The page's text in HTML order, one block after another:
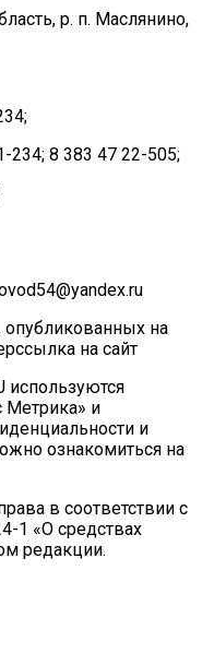
р. п. Маслянино,
8 383 47 22-505;
опубликованных на
на сайт
используются
Метрика» и
и
ознакомиться на
в соответствии с
1 «О средствах
редакции.